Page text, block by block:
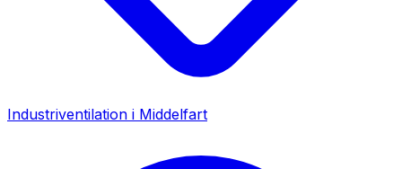
Industriventilation i Middelfart